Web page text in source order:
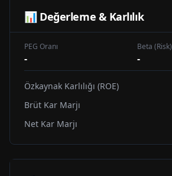
📊 Değerleme & Karlılık
PEG Oranı
-
Beta (Risk)
-
Özkaynak Karlılığı (ROE)
Brüt Kar Marjı
Net Kar Marjı